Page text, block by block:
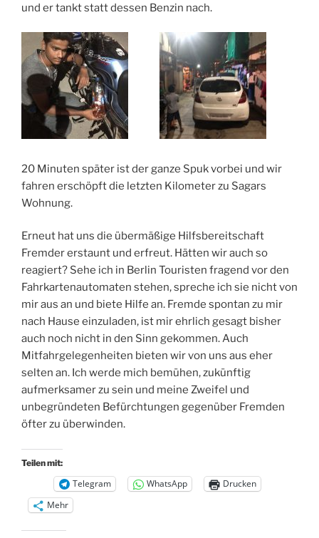
und er tankt statt dessen Benzin nach.
20 Minuten später ist der ganze Spuk vorbei und wir
fahren erschöpft die letzten Kilometer zu Sagars
Wohnung.
Erneut hat uns die übermäßige Hilfsbereitschaft
Fremder erstaunt und erfreut. Hätten wir auch so
reagiert? Sehe ich in Berlin Touristen fragend vor den
Fahrkartenautomaten stehen, spreche ich sie nicht von
mir aus an und biete Hilfe an. Fremde spontan zu mir
nach Hause einzuladen, ist mir ehrlich gesagt bisher
auch noch nicht in den Sinn gekommen. Auch
Mitfahrgelegenheiten bieten wir von uns aus eher
selten an. Ich werde mich bemühen, zukünftig
aufmerksamer zu sein und meine Zweifel und
unbegründeten Befürchtungen gegenüber Fremden
öfter zu überwinden.
Teilen mit:
Telegram WhatsApp
Drucken
Mehr